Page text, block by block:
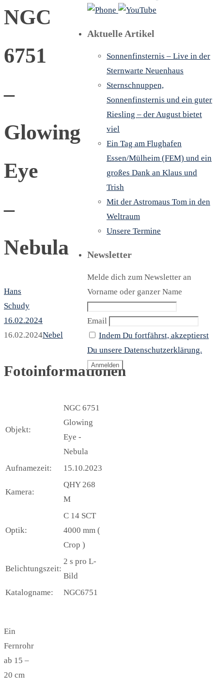
NGC
6751
–
Glowing
Eye
–
Nebula
Hans
Schudy
16.02.2024
16.02.2024Nebel
Fotoinformationen
Objekt:
NGC 6751
Glowing
Eye -
Nebula
Aufnamezeit:
15.10.2023
Kamera:
QHY 268
M
Optik:
C 14 SCT
4000 mm (
Crop )
Belichtungszeit:
2 s pro L-
Bild
Katalogname:
NGC6751
Ein
Fernrohr
ab 15 –
20 cm
Aktuelle Artikel
Sonnenfinsternis – Live in der
Sternwarte Neuenhaus
Sternschnuppen,
Sonnenfinsternis und ein guter
Riesling – der August bietet
viel
Ein Tag am Flughafen
Essen/Mülheim (FEM) und ein
großes Dank an Klaus und
Trish
Mit der Astromaus Tom in den
Weltraum
Unsere Termine
Newsletter
Melde dich zum Newsletter an
Vorname oder ganzer Name
Email
Indem Du fortfährst, akzeptierst
Du unsere Datenschutzerklärung.